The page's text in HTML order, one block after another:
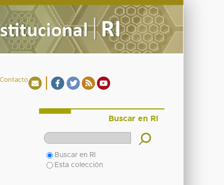
Buscar en RI
Buscar en RI
Esta colección